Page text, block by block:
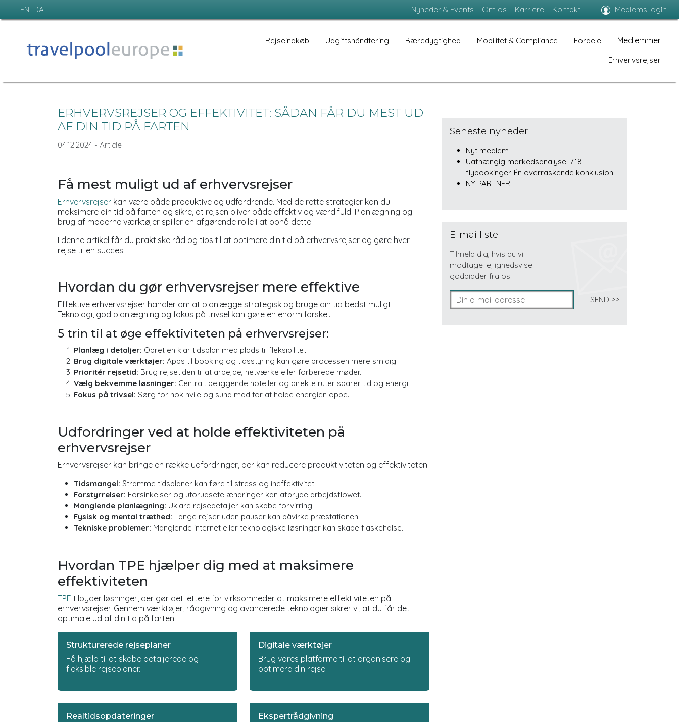
EN DA Nyheder & Events Om os Karriere Kontakt Medlems login
Rejseindkøb Udgiftshåndtering Bæredygtighed Mobilitet & Compliance Fordele Medlemmer
Erhvervsrejser
ERHVERVSREJSER OG EFFEKTIVITET: SÅDAN FÅR DU MEST UD
AF DIN TID PÅ FARTEN
04.12.2024 - Article
Få mest muligt ud af erhvervsrejser
Erhvervsrejser kan være både produktive og udfordrende. Med de rette strategier kan du
maksimere din tid på farten og sikre, at rejsen bliver både effektiv og værdifuld. Planlægning og
brug af moderne værktøjer spiller en afgørende rolle i at opnå dette.
I denne artikel får du praktiske råd og tips til at optimere din tid på erhvervsrejser og gøre hver
rejse til en succes.
Hvordan du gør erhvervsrejser mere effektive
Effektive erhvervsrejser handler om at planlægge strategisk og bruge din tid bedst muligt.
Teknologi, god planlægning og fokus på trivsel kan gøre en enorm forskel.
5 trin til at øge effektiviteten på erhvervsrejser:
Planlæg i detaljer: Opret en klar tidsplan med plads til fleksibilitet.
Brug digitale værktøjer: Apps til booking og tidsstyring kan gøre processen mere smidig.
Prioritér rejsetid: Brug rejsetiden til at arbejde, netværke eller forberede møder.
Vælg bekvemme løsninger: Centralt beliggende hoteller og direkte ruter sparer tid og energi.
Fokus på trivsel: Sørg for nok hvile og sund mad for at holde energien oppe.
Udfordringer ved at holde effektiviteten på
erhvervsrejser
Erhvervsrejser kan bringe en række udfordringer, der kan reducere produktiviteten og effektiviteten:
Tidsmangel: Stramme tidsplaner kan føre til stress og ineffektivitet.
Forstyrrelser: Forsinkelser og uforudsete ændringer kan afbryde arbejdsflowet.
Manglende planlægning: Uklare rejsedetaljer kan skabe forvirring.
Fysisk og mental træthed: Lange rejser uden pauser kan påvirke præstationen.
Tekniske problemer: Manglende internet eller teknologiske løsninger kan skabe flaskehalse.
Hvordan TPE hjælper dig med at maksimere
effektiviteten
TPE tilbyder løsninger, der gør det lettere for virksomheder at maksimere effektiviteten på
erhvervsrejser. Gennem værktøjer, rådgivning og avancerede teknologier sikrer vi, at du får det
optimale ud af din tid på farten.
Strukturerede rejseplaner
Få hjælp til at skabe detaljerede og
fleksible rejseplaner.
Digitale værktøjer
Brug vores platforme til at organisere og
optimere din rejse.
Realtidsopdateringer Ekspertrådgivning
Seneste nyheder
Nyt medlem
Uafhængig markedsanalyse: 718
flybookinger. Én overraskende konklusion
NY PARTNER
E-mailliste
Tilmeld dig, hvis du vil
modtage lejlighedsvise
godbidder fra os.